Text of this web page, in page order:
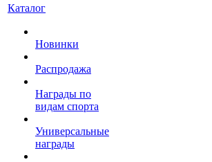
Каталог
Новинки
Распродажа
Награды по
видам спорта
Универсальные
награды